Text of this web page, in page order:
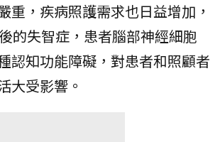
重，疾病照護需求也日益增加，
的失智症，患者腦部神經細胞
認知功能障礙，對患者和照顧者
大受影響。